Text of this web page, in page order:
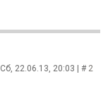
Сб, 22.06.13, 20:03 | # 2